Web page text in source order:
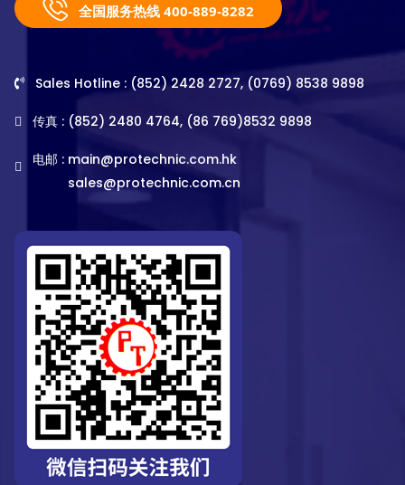
全国服务热线 400-889-8282
Sales Hotline : (852) 2428 2727, (0769) 8538 9898
传真 : (852) 2480 4764, (86 769)8532 9898
电邮 : main@protechnic.com.hk
sales@protechnic.com.cn